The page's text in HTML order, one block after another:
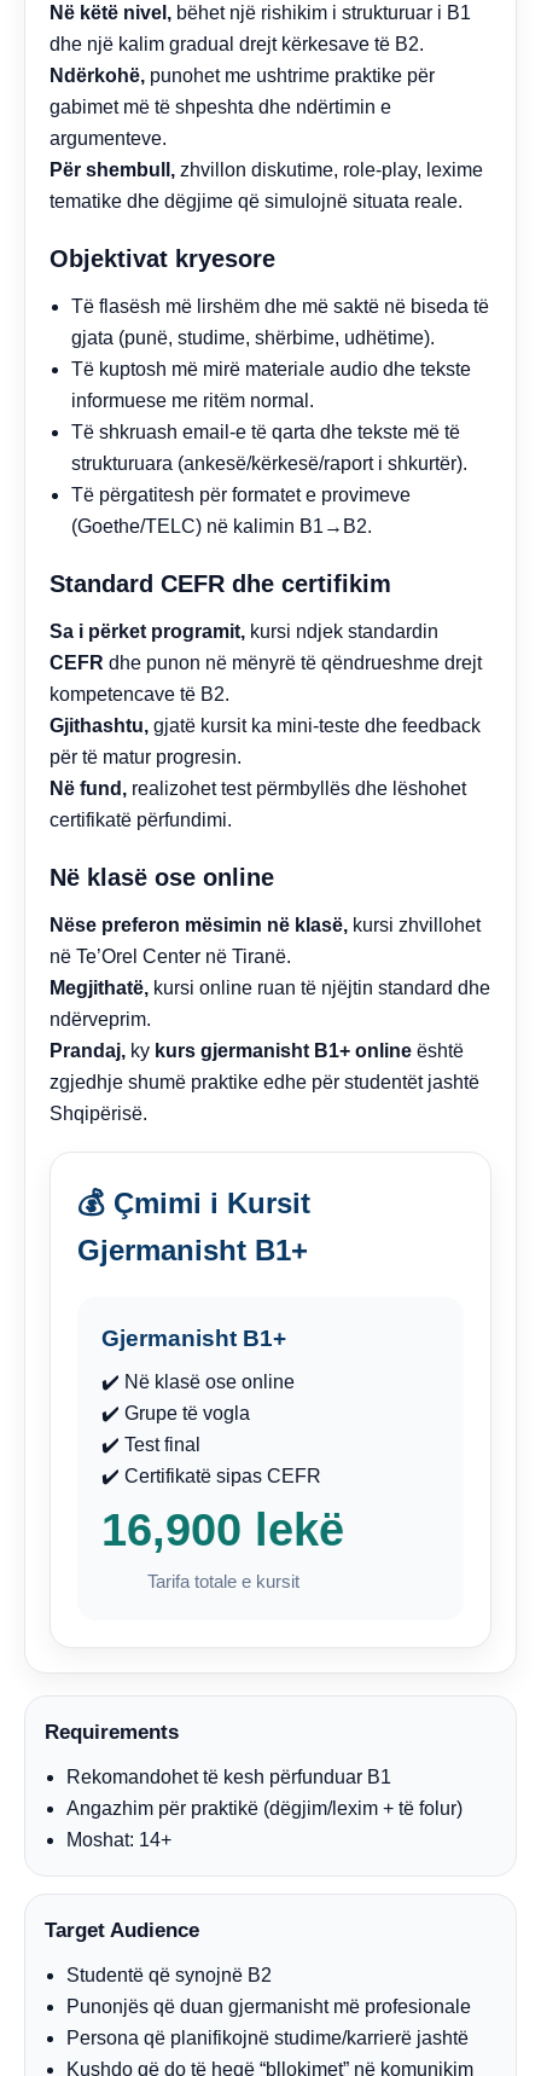
Në këtë nivel, bëhet një rishikim i strukturuar i B1
dhe një kalim gradual drejt kërkesave të B2.
Ndërkohë, punohet me ushtrime praktike për
gabimet më të shpeshta dhe ndërtimin e
argumenteve.
Për shembull, zhvillon diskutime, role-play, lexime
tematike dhe dëgjime që simulojnë situata reale.
Objektivat kryesore
Të flasësh më lirshëm dhe më saktë në biseda të
gjata (punë, studime, shërbime, udhëtime).
Të kuptosh më mirë materiale audio dhe tekste
informuese me ritëm normal.
Të shkruash email-e të qarta dhe tekste më të
strukturuara (ankesë/kërkesë/raport i shkurtër).
Të përgatitesh për formatet e provimeve
(Goethe/TELC) në kalimin B1→B2.
Standard CEFR dhe certifikim
Sa i përket programit, kursi ndjek standardin
CEFR dhe punon në mënyrë të qëndrueshme drejt
kompetencave të B2.
Gjithashtu, gjatë kursit ka mini-teste dhe feedback
për të matur progresin.
Në fund, realizohet test përmbyllës dhe lëshohet
certifikatë përfundimi.
Në klasë ose online
Nëse preferon mësimin në klasë, kursi zhvillohet
në Te’Orel Center në Tiranë.
Megjithatë, kursi online ruan të njëjtin standard dhe
ndërveprim.
Prandaj, ky kurs gjermanisht B1+ online është
zgjedhje shumë praktike edhe për studentët jashtë
Shqipërisë.
💰 Çmimi i Kursit
Gjermanisht B1+
Gjermanisht B1+
✔️ Në klasë ose online
✔️ Grupe të vogla
✔️ Test final
✔️ Certifikatë sipas CEFR
16,900 lekë
Tarifa totale e kursit
Requirements
Rekomandohet të kesh përfunduar B1
Angazhim për praktikë (dëgjim/lexim + të folur)
Moshat: 14+
Target Audience
Studentë që synojnë B2
Punonjës që duan gjermanisht më profesionale
Persona që planifikojnë studime/karrierë jashtë
Kushdo që do të heqë “bllokimet” në komunikim